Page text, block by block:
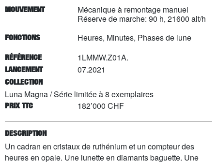
MOUVEMENT
Mécanique à remontage manuel
Réserve de marche: 90 h, 21600 alt/h
FONCTIONS Heures, Minutes, Phases de lune
RÉFÉRENCE 1LMMW.Z01A.
LANCEMENT 07.2021
COLLECTION
Luna Magna/Série limitée à8 exemplaires
PRIX TTC 182’000 CHF
DESCRIPTION
Un cadran en cristaux de ruthénium et un compteur des
heures en opale. Une lunette en diamants baguette. Une